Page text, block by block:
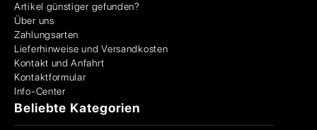
Artikel günstiger gefunden?
Über uns
Zahlungsarten
Lieferhinweise und Versandkosten
Kontakt und Anfahrt
Kontaktformular
Info-Center
Beliebte Kategorien